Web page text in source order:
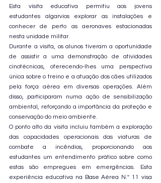
Esta visita educativa permitiu aos jovens
estudantes algarvios explorar as instalações e
conhecer de perto as aeronaves estacionadas
nesta unidade militar.
Durante a visita, os alunos tiveram a oportunidade
de assistir a uma demonstração de atividades
cinotécnicas, oferecendo-lhes uma perspectiva
única sobre o treino e a atuação dos cães utilizados
pela força aérea em diversas operações. Além
disso, participaram numa ação de sensibilização
ambiental, reforçando a importância da proteção e
conservação do meio ambiente.
O ponto alto da visita incluiu também a exploração
das capacidades operacionais das viaturas de
combate a incêndios, proporcionando aos
estudantes um entendimento prático sobre como
estas são empregues em emergências. Esta
experiência educativa na Base Aérea N.º 11 visa